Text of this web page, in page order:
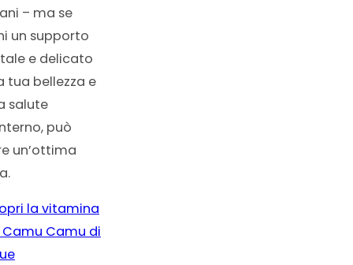
– ma se
un supporto
e delicato
tua bellezza e
salute
può
un’ottima
la vitamina
Camu di